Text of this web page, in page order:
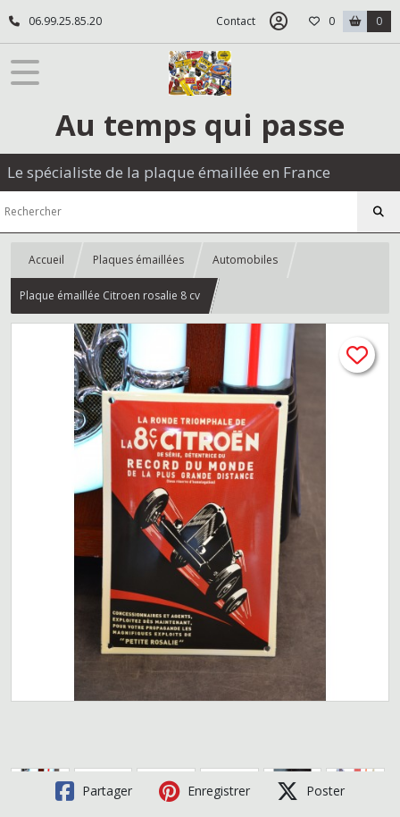
06.99.25.85.20 Contact 0 0
Au temps qui passe
Le spécialiste de la plaque émaillée en France
Accueil Plaques émaillées Automobiles
Plaque émaillée Citroen rosalie 8 cv
Partager Enregistrer Poster